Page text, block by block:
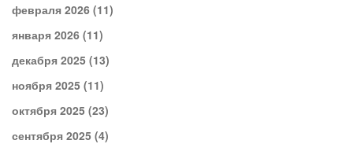
февраля 2026 (11)
января 2026 (11)
декабря 2025 (13)
ноября 2025 (11)
октября 2025 (23)
сентября 2025 (4)